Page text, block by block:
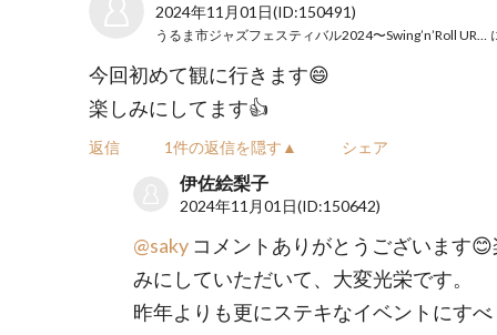
2024年11月01日(ID:150491)
今回初めて観に行きます😄
楽しみにしてます👍
返信 1件の返信を隠す▲ シェア
伊佐絵梨子
2024年11月01日(ID:150642)
@saky コメントありがとうございます
みにしていただいて、大変光栄です。
昨年よりも更にステキなイベントにす